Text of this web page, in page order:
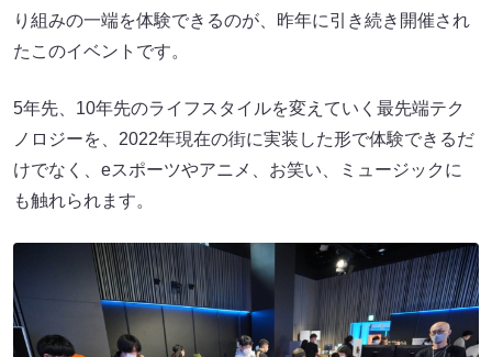
り組みの一端を体験できるのが、昨年に引き続き開催され
たこのイベントです。
5年先、10年先のライフスタイルを変えていく最先端テク
ノロジーを、2022年現在の街に実装した形で体験できるだ
けでなく、eスポーツやアニメ、お笑い、ミュージックに
も触れられます。